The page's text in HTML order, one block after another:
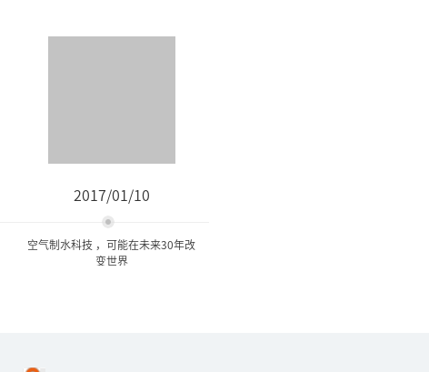
2017/01/10
空气制水科技 ，可能在未来30年改
变世界